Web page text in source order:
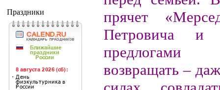
Праздники
прячет
Петровича и
предлогами
возвращать –